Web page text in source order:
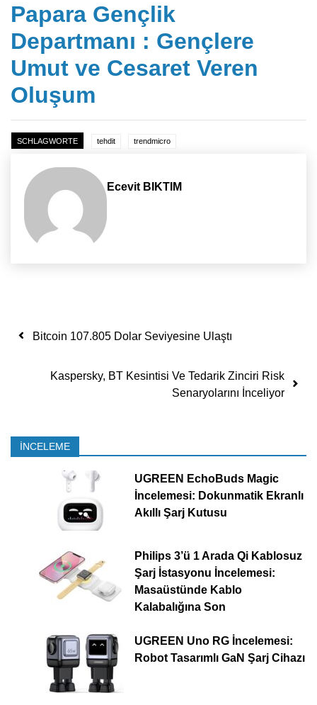
Papara Gençlik
Departmanı : Gençlere
Umut ve Cesaret Veren
Oluşum
SCHLAGWORTE tehdit trendmicro
Ecevit BIKTIM
Yazı dolaşımı
Bitcoin 107.805 Dolar Seviyesine Ulaştı
Kaspersky, BT Kesintisi Ve Tedarik Zinciri Risk
Senaryolarını İnceliyor
İNCELEME
UGREEN EchoBuds Magic
İncelemesi: Dokunmatik Ekranlı
Akıllı Şarj Kutusu
Philips 3’ü 1 Arada Qi Kablosuz
Şarj İstasyonu İncelemesi:
Masaüstünde Kablo
Kalabalığına Son
UGREEN Uno RG İncelemesi:
Robot Tasarımlı GaN Şarj Cihazı